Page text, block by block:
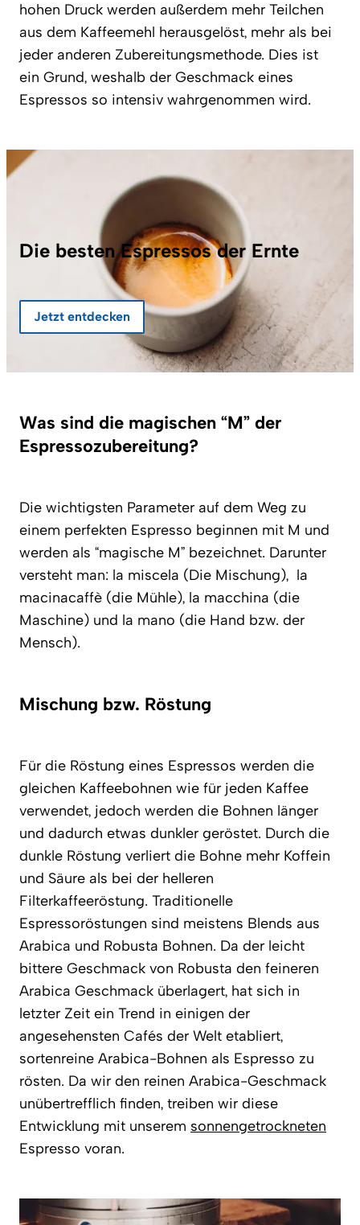
hohen Druck werden außerdem mehr Teilchen
aus dem Kaffeemehl herausgelöst, mehr als bei
jeder anderen Zubereitungsmethode. Dies ist
ein Grund, weshalb der Geschmack eines
Espressos so intensiv wahrgenommen wird.
Die besten Espressos der Ernte
Jetzt entdecken
Was sind die magischen “M” der
Espressozubereitung?
Die wichtigsten Parameter auf dem Weg zu
einem perfekten Espresso beginnen mit M und
werden als “magische M” bezeichnet. Darunter
versteht man: la miscela (Die Mischung), la
macinacaffè (die Mühle), la macchina (die
Maschine) und la mano (die Hand bzw. der
Mensch).
Mischung bzw. Röstung
Für die Röstung eines Espressos werden die
gleichen Kaffeebohnen wie für jeden Kaffee
verwendet, jedoch werden die Bohnen länger
und dadurch etwas dunkler geröstet. Durch die
dunkle Röstung verliert die Bohne mehr Koffein
und Säure als bei der helleren
Filterkaffeeröstung. Traditionelle
Espressoröstungen sind meistens Blends aus
Arabica und Robusta Bohnen. Da der leicht
bittere Geschmack von Robusta den feineren
Arabica Geschmack überlagert, hat sich in
letzter Zeit ein Trend in einigen der
angesehensten Cafés der Welt etabliert,
sortenreine Arabica-Bohnen als Espresso zu
rösten. Da wir den reinen Arabica-Geschmack
unübertrefflich finden, treiben wir diese
Entwicklung mit unserem sonnengetrockneten
Espresso voran.